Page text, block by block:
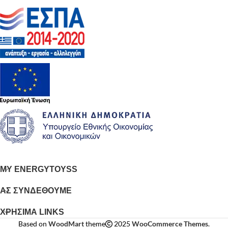
MY ENERGYTOYSS
ΑΣ ΣΥΝΔΕΘΟΥΜΕ
ΧΡΗΣΙΜΑ LINKS
Based on WoodMarttheme 2025 WooCommerce Themes.